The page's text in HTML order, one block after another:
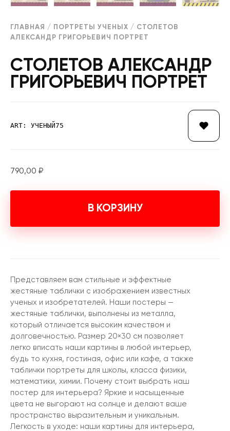
ГЛАВНАЯ / ПОРТРЕТЫ УЧЕНЫХ / СТОЛЕТОВ
АЛЕКСАНДР ГРИГОРЬЕВИЧ ПОРТРЕТ
СТОЛЕТОВ АЛЕКСАНДР
ГРИГОРЬЕВИЧ ПОРТРЕТ
ART: УЧЕНЫЙ75
790,00 ₽
В КОРЗИНУ
Представляем вам стильные и эффектные
жестяные таблички с изображением известных
ученых и изобретателей. Наши постеры —
жестяные таблички, выполнены из металла,
который отличается высоким качеством и
долговечностью. Размер 20×30 см позволяет
легко вписать наши картины в любой интерьер,
будь то кухня, гостиная, офис или кафе, а также
таблички портреты для школы, класса физики,
математики, химии. Почему стоит выбрать наш
постер для интерьера? Яркие и насыщенные
цвета не выгорают на солнце и делают ваше
пространство выразительным и уникальным.
Легкость в уходе: наши картины для интерьера,